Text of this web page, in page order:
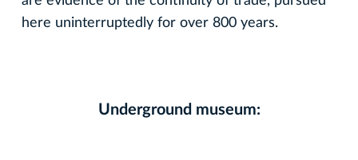
here uninterruptedly for over 800 years.
Underground museum: